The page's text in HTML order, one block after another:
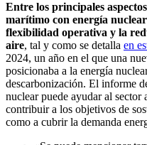
Entre los principales
marítimo con energía
flexibilidad operativa y la
aire, tal y como se detalla en
2024, un año en el que una
posicionaba a la energía
descarbonización. El informe
nuclear puede ayudar al sector
contribuir a los objetivos de
como a cubrir la demanda